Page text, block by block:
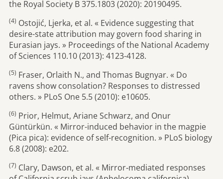
the Royal Society B 375.1803 (2020): 20190495.
(4) Ostojić, Ljerka, et al. « Evidence suggesting that
desire-state attribution may govern food sharing in
Eurasian jays. » Proceedings of the National Academy
of Sciences 110.10 (2013): 4123-4128.
(5) Fraser, Orlaith N., and Thomas Bugnyar. « Do
ravens show consolation? Responses to distressed
others. » PLoS One 5.5 (2010): e10605.
(6) Prior, Helmut, Ariane Schwarz, and Onur
Güntürkün. « Mirror-induced behavior in the magpie
(Pica pica): evidence of self-recognition. » PLoS biology
6.8 (2008): e202.
(7) Clary, Dawson, et al. « Mirror‐mediated responses